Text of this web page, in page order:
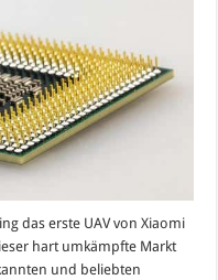
das erste UAV von Xiaomi
hart umkämpfte Markt
und beliebten